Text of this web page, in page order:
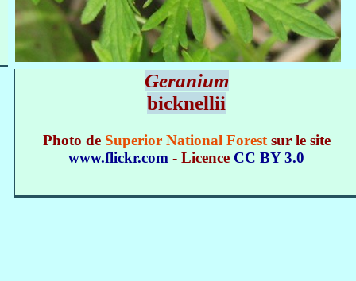
Geranium
bicknellii
Photo de Superior National Forestsur le site
www.flickr.com - Licence CC BY 3.0